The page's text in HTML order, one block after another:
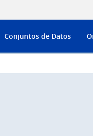
Conjuntos de Datos